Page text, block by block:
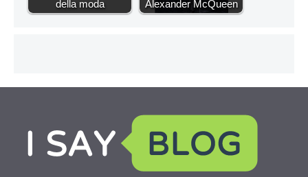
della moda
Alexander McQueen